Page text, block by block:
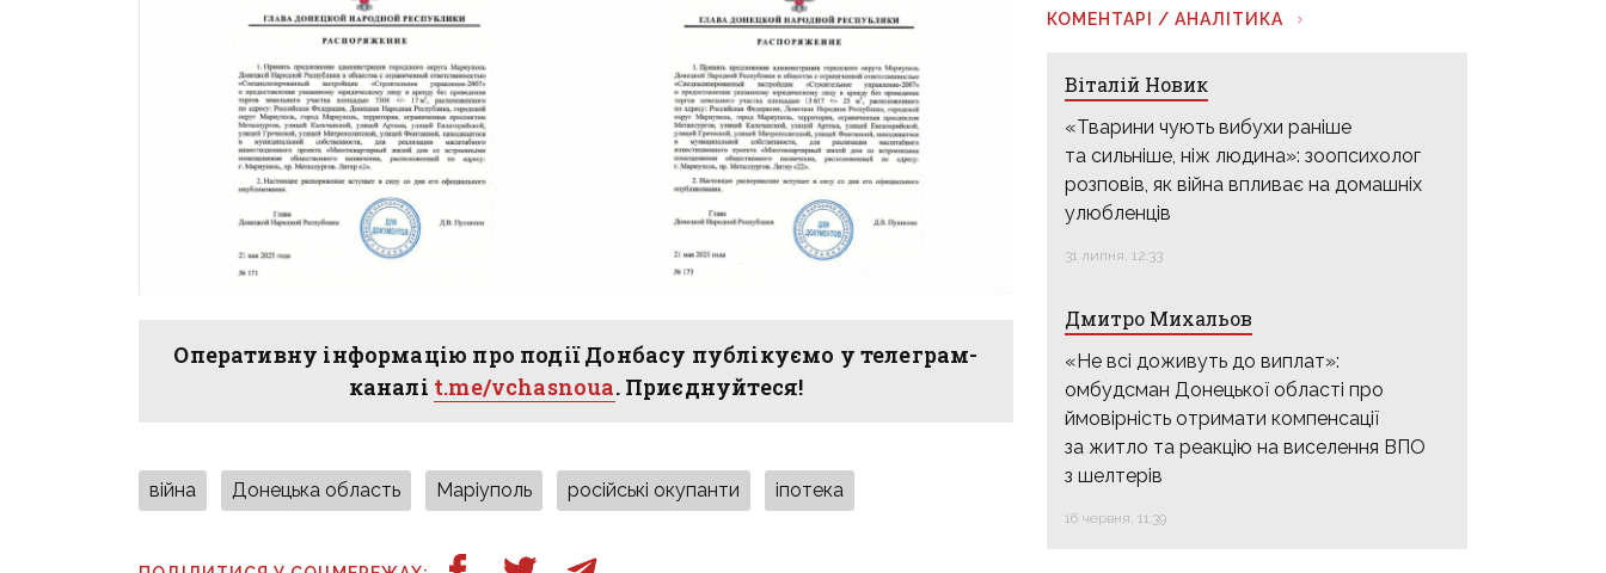
Оперативну інформацію про події Донбасу публікуємо у телеграм-
каналі t.me/vchasnoua. Приєднуйтеся!
війна Донецька область Маріуполь російські окупанти іпотека
КОМЕНТАРІ / АНАЛІТИКА
Віталій Новик
«Тварини чують вибухи раніше
та сильніше, ніж людина»: зоопсихолог
розповів, як війна впливає на домашніх
улюбленців
31 липня, 12:33
Дмитро Михальов
«Не всі доживуть до виплат»:
омбудсман Донецької області про
ймовірність отримати компенсації
за житло та реакцію на виселення ВПО
з шелтерів
16 червня, 11:39